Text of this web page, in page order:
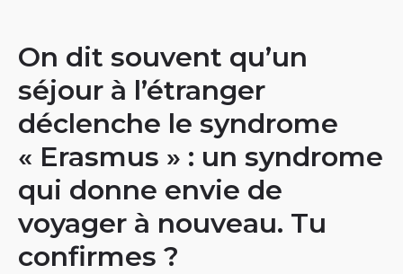
On dit souvent qu’un
séjour à l’étranger
déclenche le syndrome
« Erasmus » : un syndrome
qui donne envie de
voyager à nouveau. Tu
confirmes ?